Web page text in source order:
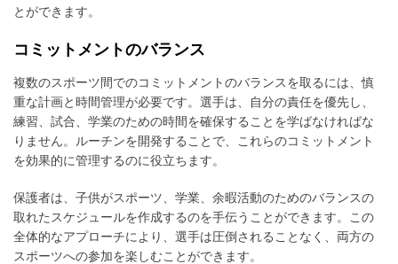
とができます。
コミットメントのバランス
複数のスポーツ間でのコミットメントのバランスを取るには、慎
重な計画と時間管理が必要です。選手は、自分の責任を優先し、
練習、試合、学業のための時間を確保することを学ばなければな
りません。ルーチンを開発することで、これらのコミットメント
を効果的に管理するのに役立ちます。
保護者は、子供がスポーツ、学業、余暇活動のためのバランスの
取れたスケジュールを作成するのを手伝うことができます。この
全体的なアプローチにより、選手は圧倒されることなく、両方の
スポーツへの参加を楽しむことができます。